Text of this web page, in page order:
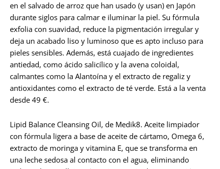
en el salvado de arroz que han usado (y usan) en Japón
durante siglos para calmar e iluminar la piel. Su fórmula
exfolia con suavidad, reduce la pigmentación irregular y
deja un acabado liso y luminoso que es apto incluso para
pieles sensibles. Además, está cuajado de ingredientes
antiedad, como ácido salicílico y la avena coloidal,
calmantes como la Alantoína y el extracto de regaliz y
antioxidantes como el extracto de té verde. Está a la venta
desde 49 €.
Lipid Balance Cleansing Oil, de Medik8. Aceite limpiador
con fórmula ligera a base de aceite de cártamo, Omega 6,
extracto de moringa y vitamina E, que se transforma en
una leche sedosa al contacto con el agua, eliminando